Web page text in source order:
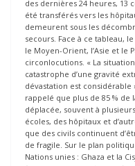
des dernières 24 heures, 13
été transférés vers les
demeurent sous les
secours. Face à ce tableau,
le Moyen-Orient, l’Asie et le
circonlocutions. « La
catastrophe d’une gravité
dévastation est considérable
rappelé que plus de 85 % de
déplacée, souvent à
écoles, des hôpitaux et
que des civils continuent
de fragile. Sur le plan
Nations unies : Ghaza et la